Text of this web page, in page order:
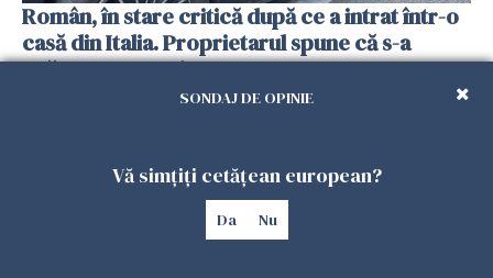
Român, în stare critică după ce a intrat într-o
casă din Italia. Proprietarul spune că s-a
apărat cu un cuțit
SONDAJ DE OPINIE
Vă simțiți cetățean european?
Da Nu